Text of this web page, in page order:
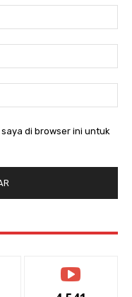
di browser ini untuk